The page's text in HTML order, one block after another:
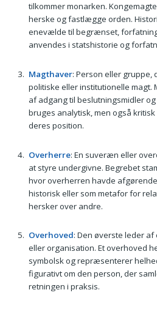
tilkommer monarken.
herske og fastlægge orden.
enevælde til begrænset,
anvendes i statshistorie og
Magthaver: Person eller gruppe,
politiske eller institutionelle magt.
af adgang til beslutningsmidler
bruges analytisk, men også
deres position.
Overherre: En suveræn eller
at styre undergivne. Begrebet
hvor overherren havde
historisk eller som metafor for
hersker over andre.
Overhoved: Den øverste leder
eller organisation. Et overhoved
symbolsk og repræsenterer
figurativt om den person, der
retningen i praksis.